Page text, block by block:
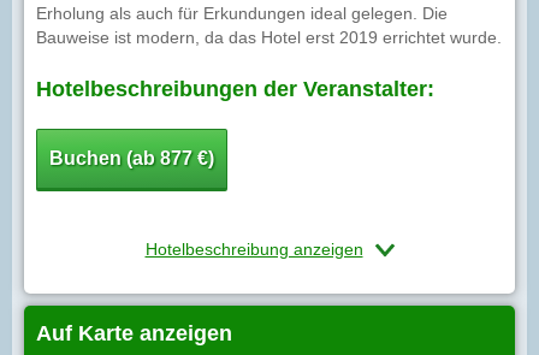
Erholung als auch für Erkundungen ideal gelegen. Die
Bauweise ist modern, da das Hotel erst 2019 errichtet wurde.
Hotelbeschreibungen der Veranstalter:
Buchen (ab 877 €)
Hotelbeschreibung anzeigen
Auf Karte anzeigen